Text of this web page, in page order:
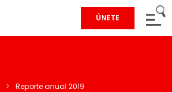
ÚNETE
> Reporte anual 2019